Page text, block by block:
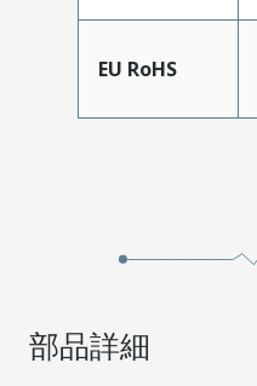
EU RoHS
部品詳細